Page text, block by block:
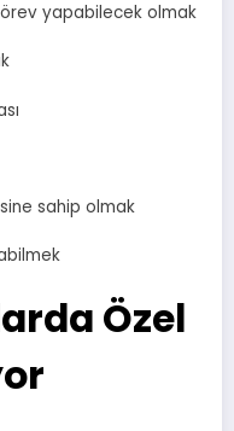
yapabilecek olmak
sahip olmak
Özel